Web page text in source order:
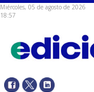
Miércoles, 05 de agosto de 2026
18:57